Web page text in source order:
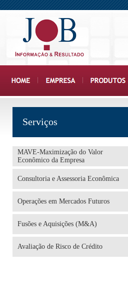
Serviços
MAVE-Maximização do Valor
Econômico da Empresa
Consultoria e Assessoria Econômica
Operações em Mercados Futuros
Fusões e Aquisições (M&A)
Avaliação de Risco de Crédito